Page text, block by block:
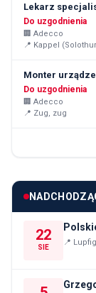
Lekarz
Do uzgodnienia
🏢 Adecco
📍 Kappel
Monter
Do uzgodnienia
🏢 Adecco
📍 Zug, zug
22
SIE
📍 Lupfig